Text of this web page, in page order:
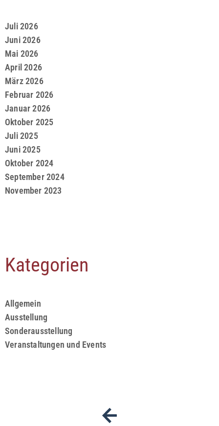
Juli 2026
Juni 2026
Mai 2026
April 2026
März 2026
Februar 2026
Januar 2026
Oktober 2025
Juli 2025
Juni 2025
Oktober 2024
September 2024
November 2023
Kategorien
Allgemein
Ausstellung
Sonderausstellung
Veranstaltungen und Events